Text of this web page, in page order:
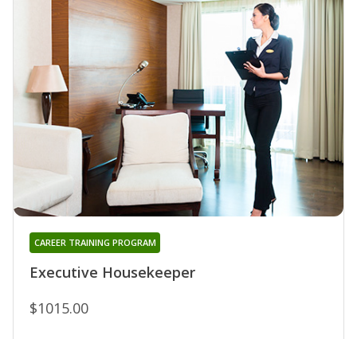
Executive Housekeeper
CAREER TRAINING PROGRAM
$1015.00